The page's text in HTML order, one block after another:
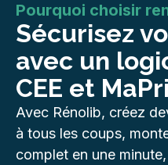
Pourquoi choisir
Sécurisez
avec un
CEE et
Avec Rénolib, créez
à tous les coups,
complet en une